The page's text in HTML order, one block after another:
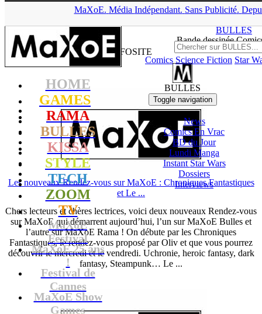
MaXoE. Média Indépendant. Sans Publicité.
HOME
GAMES
RAMA
BULLES
KISSA
STYLE
TECH
ZOOM
TV
MaXoE
Festival
MaXoE 25 ans
!
Festival de
Cannes
MaXoE Show
Games
BULLES
Bande dessinée
Comics Science Fiction Star
BULLES
Toggle navigation
News
Comics En Vrac
BD du Jour
Lundi Manga
Instant Star Wars
Dossiers
Interviews
▲
INFOSITE
Les nouveaux Rendez-vous sur MaXoE : Chroniques Fantastiques
et Le ...
Chers lecteurs et chères lectrices, voici deux nouveaux Rendez-vous
sur MaXoE qui démarrent aujourd’hui, l’un sur MaXoE Bulles et
l’autre sur MaXoE Rama ! On débute par les Chroniques
Fantastiques, le rendez-vous proposé par Oliv et que vous pourrez
découvrir le mercredi et le vendredi. Uchronie, heroic fantasy, dark
fantasy, Steampunk… Le ...